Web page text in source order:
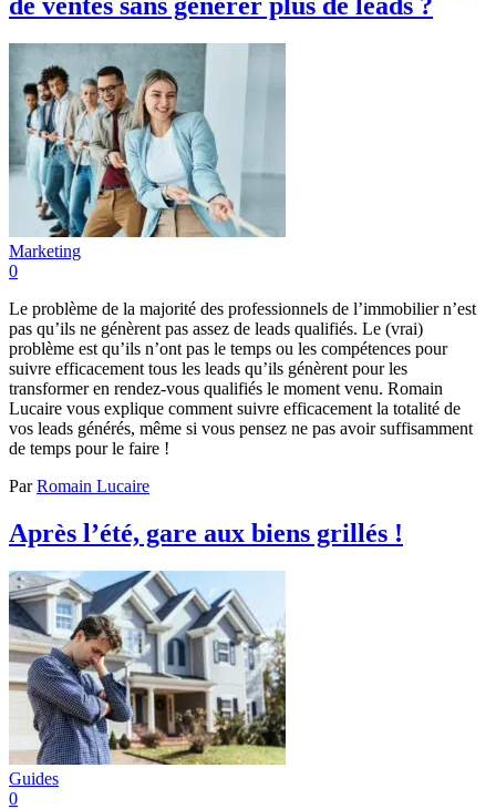
Marketing
0
Le problème de la majorité des professionnels de l’immobilier n’est
pas qu’ils ne génèrent pas assez de leads qualifiés. Le (vrai)
problème est qu’ils n’ont pas le temps ou les compétences pour
suivre efficacement tous les leads qu’ils génèrent pour les
transformer en rendez-vous qualifiés le moment venu. Romain
Lucaire vous explique comment suivre efficacement la totalité de
vos leads générés, même si vous pensez ne pas avoir suffisamment
de temps pour le faire !
ParRomain Lucaire
Après l’été, gare aux biens grillés !
Guides
0